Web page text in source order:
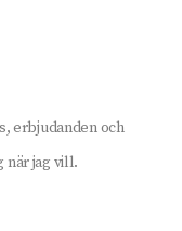
erbjudanden och
när jag vill.